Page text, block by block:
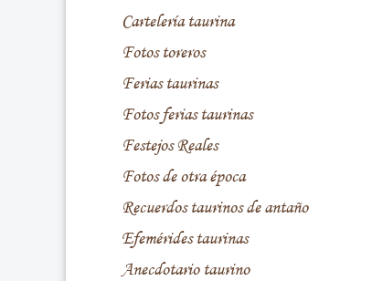
Cartelería taurina
Fotos toreros
Ferias taurinas
Fotos ferias taurinas
Festejos Reales
Fotos de otra época
Recuerdos taurinos de antaño
Efemérides taurinas
Anecdotario taurino